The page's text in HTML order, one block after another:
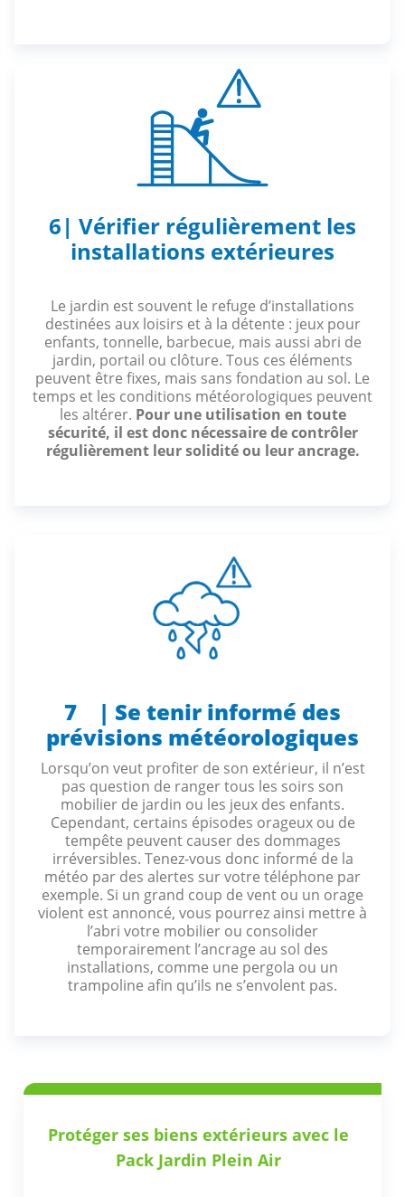
6| Vérifier régulièrement les
installations extérieures
Le jardin est souvent le refuge d’installations
destinées aux loisirs et à la détente : jeux pour
enfants, tonnelle, barbecue, mais aussi abri de
jardin, portail ou clôture. Tous ces éléments
peuvent être fixes, mais sans fondation au sol. Le
temps et les conditions météorologiques peuvent
les altérer. Pour une utilisation en toute
sécurité, il est donc nécessaire de contrôler
régulièrement leur solidité ou leur ancrage.
7 | Se tenir informé des
prévisions météorologiques
Lorsqu’on veut profiter de son extérieur, il n’est
pas question de ranger tous les soirs son
mobilier de jardin ou les jeux des enfants.
Cependant, certains épisodes orageux ou de
tempête peuvent causer des dommages
irréversibles. Tenez-vous donc informé de la
météo par des alertes sur votre téléphone par
exemple. Si un grand coup de vent ou un orage
violent est annoncé, vous pourrez ainsi mettre à
l’abri votre mobilier ou consolider
temporairement l’ancrage au sol des
installations, comme une pergola ou un
trampoline afin qu’ils ne s’envolent pas.
Protéger ses biens extérieurs avec le
Pack Jardin Plein Air